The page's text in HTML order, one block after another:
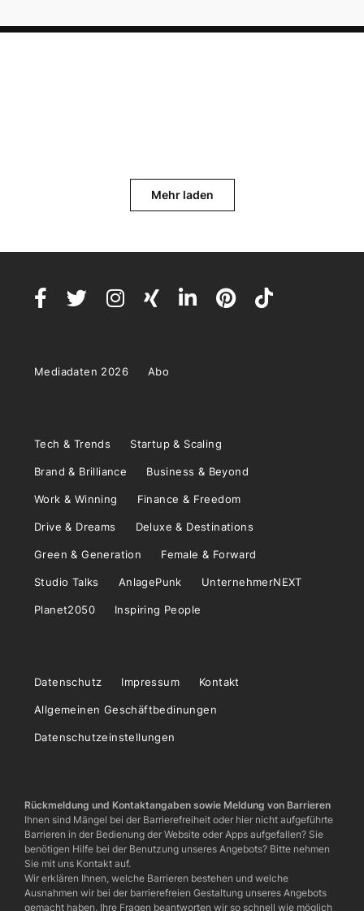
Mehr laden
Mediadaten 2026 Abo
Tech & Trends Startup & Scaling
Brand & Brilliance Business & Beyond
Work & Winning Finance & Freedom
Drive & Dreams Deluxe & Destinations
Green & Generation Female & Forward
Studio Talks AnlagePunk UnternehmerNEXT
Planet2050 Inspiring People
Datenschutz Impressum Kontakt
Allgemeinen Geschäftbedinungen
Datenschutzeinstellungen
Rückmeldung und Kontaktangaben sowie Meldung von Barrieren
Ihnen sind Mängel bei der Barrierefreiheit oder hier nicht aufgeführte
Barrieren in der Bedienung der Website oder Apps aufgefallen? Sie
benötigen Hilfe bei der Benutzung unseres Angebots? Bitte nehmen
Sie mit uns Kontakt auf.
Wir erklären Ihnen, welche Barrieren bestehen und welche
Ausnahmen wir bei der barrierefreien Gestaltung unseres Angebots
gemacht haben. Ihre Fragen beantworten wir so schnell wie möglich